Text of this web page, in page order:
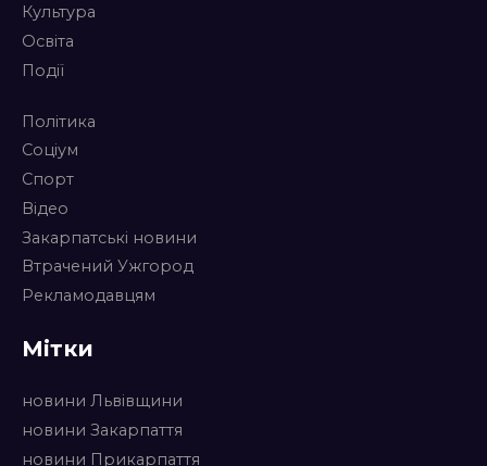
Культура
Освіта
Події
Політика
Соціум
Спорт
Відео
Закарпатські новини
Втрачений Ужгород
Рекламодавцям
Мітки
новини Львівщини
новини Закарпаття
новини Прикарпаття